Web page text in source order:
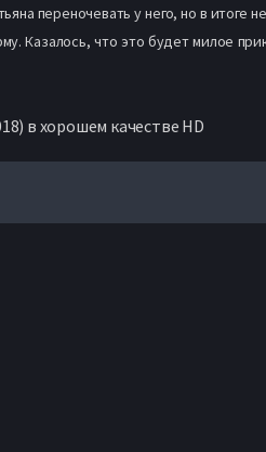
переночевать у него, но в итоге
Казалось, что это будет милое
в хорошем качестве HD